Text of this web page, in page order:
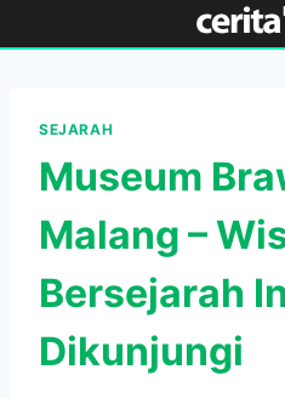
to
SEJARAH
Museum
Malang –
Bersejarah
Dikunjungi